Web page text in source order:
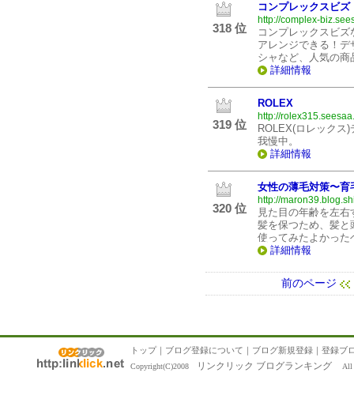
318 位
コンプレックスビズ
http://complex-
コンプレックスビ
アレンジできる！
シャなど、人気の
詳細情報
319 位
ROLEX
http://
ROLEX(ロレックス
我慢中。
詳細情報
320 位
女性の薄毛対策〜育
http://
見た目の年齢を左
髪を保つため、髪と
使ってみたよかった
詳細情報
前のページ
トップ｜ ブログ登録について ｜ ブログ新規登録 ｜ 登録ブ
Copyright(C)2008 リンクリック ブログランキング All